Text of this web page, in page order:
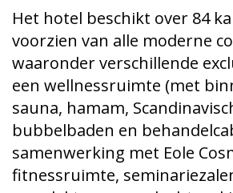
Het hotel beschikt over 84
voorzien van alle moderne
waaronder verschillende
een wellnessruimte (met
sauna, hamam,
bubbelbaden en
samenwerking met Eole
fitnessruimte,